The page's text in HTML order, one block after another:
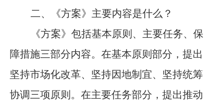
二、《方案》主要内容是什么？
《方案》 包括基本原则、主要任务、保
障措施三部分内容。在基本原则部分，提出
坚持市场化改革、 坚持因地制宜、坚持统筹
协调三项原则。在主要任务部分，提出推动